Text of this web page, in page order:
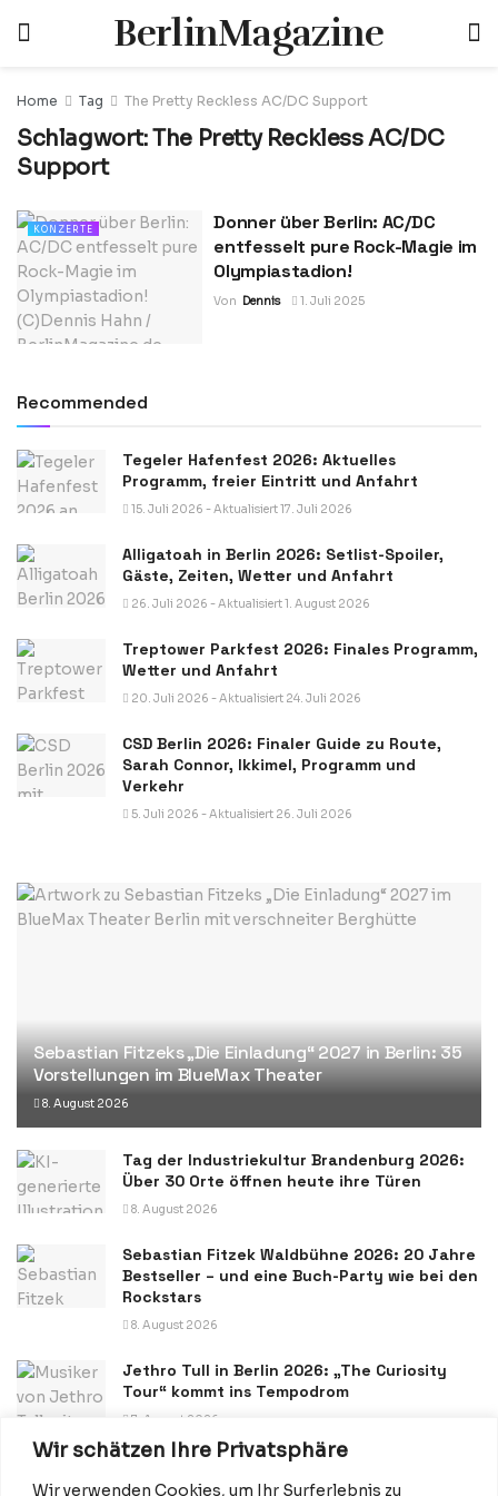
Wir schätzen Ihre Privatsphäre
Wir verwenden Cookies, um Ihr Surferlebnis zu
BerlinMagazine
Home Tag The Pretty Reckless AC/DC Support
Schlagwort:The Pretty Reckless AC/DC
Support
KONZERTE
Donner über Berlin: AC/DC
entfesselt pure Rock-Magie im
Olympiastadion!
Von Dennis 1. Juli 2025
Recommended
Tegeler Hafenfest 2026: Aktuelles
Programm, freier Eintritt und Anfahrt
15. Juli 2026 - Aktualisiert 17. Juli 2026
Alligatoah in Berlin 2026: Setlist-Spoiler,
Gäste, Zeiten, Wetter und Anfahrt
26. Juli 2026 - Aktualisiert 1. August 2026
Treptower Parkfest 2026: Finales Programm,
Wetter und Anfahrt
20. Juli 2026 - Aktualisiert 24. Juli 2026
CSD Berlin 2026: Finaler Guide zu Route,
Sarah Connor, Ikkimel, Programm und
Verkehr
5. Juli 2026 - Aktualisiert 26. Juli 2026
Sebastian Fitzeks „Die Einladung“ 2027 in Berlin: 35
Vorstellungen im BlueMax Theater
8. August 2026
Tag der Industriekultur Brandenburg 2026:
Über 30 Orte öffnen heute ihre Türen
8. August 2026
Sebastian Fitzek Waldbühne 2026: 20 Jahre
Bestseller – und eine Buch-Party wie bei den
Rockstars
8. August 2026
Jethro Tull in Berlin 2026: „The Curiosity
Tour“ kommt ins Tempodrom
7. August 2026